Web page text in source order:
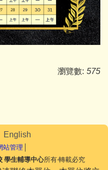
瀏覽數: 575
English
站管理
學生輔導中心所有‧轉載必究